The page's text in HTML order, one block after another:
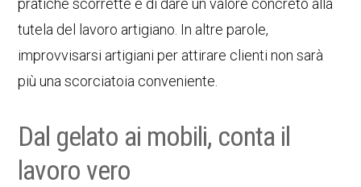
pratiche scorrette e di dare un valore concreto alla
tutela del lavoro artigiano. In altre parole,
improvvisarsi artigiani per attirare clienti non sarà
più una scorciatoia conveniente.
Dal gelato ai mobili, conta il
lavoro vero